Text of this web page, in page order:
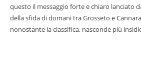
questo il messaggio forte e chiaro lanciato
della sfida di domani tra Grosseto e
nonostante la classifica, nasconde più